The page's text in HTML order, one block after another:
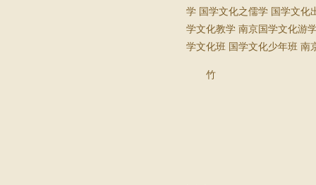
学 国学文化之儒学 国学文化
学文化教学 南京国学文化游
学文化班 国学文化少年班 南
竹